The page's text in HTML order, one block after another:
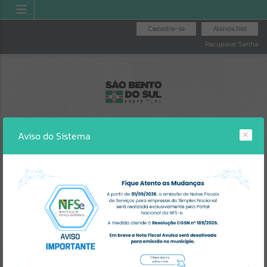
Atende.Net
Cadastre-se
Recuperar Senha
IPTU
ILUMINAÇÃO
PÚBLICA
AGENDA DE OBRAS
Aviso do Sistema
SISTEMA
Gerenciamento do Sistema
CÓDIGO DA MENSAGEM: